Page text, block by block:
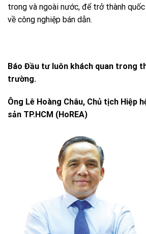
trong và ngoài nước, để trở thành
về công nghiệp bán dẫn.
Báo Đầu tư luôn khách quan trong
trường.
Ông Lê Hoàng Châu, Chủ tịch Hiệp
sản TP.HCM (HoREA)